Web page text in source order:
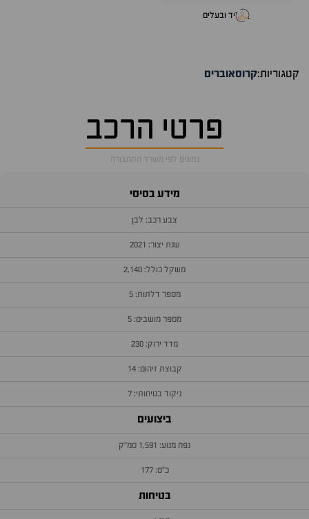
יד ובעלים
קטגוריות:קרוסאוברים
פרטי הרכב
נתונים לפי משרד התחבורה
מידע בסיסי
צבע רכב: לבן
שנת יצור: 2021
משקל כולל: 2,140
מספר דלתות: 5
מספר מושבים: 5
מדד ירוק: 230
קבוצת זיהום: 14
ניקוד בטיחותי: 7
ביצועים
נפח מנוע: 1,591 סמ״ק
כ״ס: 177
בטיחות